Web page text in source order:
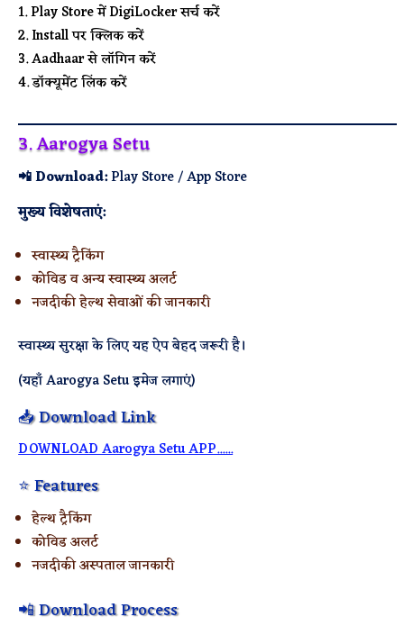
Play Store में DigiLocker सर्च करें
Install पर क्लिक करें
Aadhaar से लॉगिन करें
डॉक्यूमेंट लिंक करें
3. Aarogya Setu
📲 Download:Play Store / App Store
मुख्य विशेषताएं:
स्वास्थ्य ट्रैकिंग
कोविड व अन्य स्वास्थ्य अलर्ट
नजदीकी हेल्थ सेवाओं की जानकारी
स्वास्थ्य सुरक्षा के लिए यह ऐप बेहद जरूरी है।
(यहाँ Aarogya Setu इमेज लगाएं)
📥 Download Link
DOWNLOAD Aarogya Setu APP......
⭐ Features
हेल्थ ट्रैकिंग
कोविड अलर्ट
नजदीकी अस्पताल जानकारी
📲 Download Process